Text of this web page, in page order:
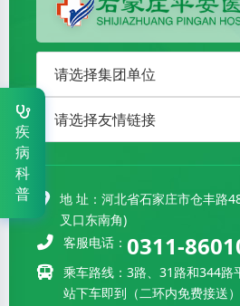
风湿病科
肾病科
疾
病
科
普
地 址：河北省石家庄市仓丰路
叉口东南角)
客服电话： 0311-
乘车路线：3路、31路和344路
站下车即到（二环内免费接送）